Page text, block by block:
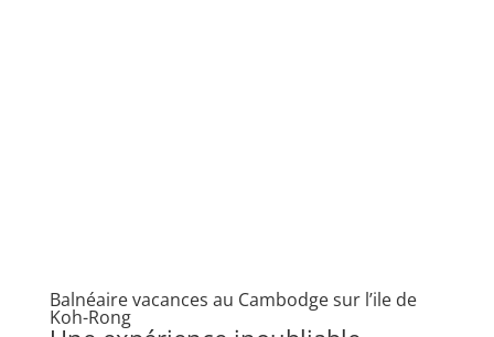
Balnéaire vacances au Cambodge sur l’ile de
Koh-Rong